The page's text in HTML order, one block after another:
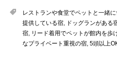
レストランや食堂でペットと一緒
提供している宿, ドッグランがある
宿, リード着用でペットが館内を歩
なプライベート重視の宿, 5頭以上